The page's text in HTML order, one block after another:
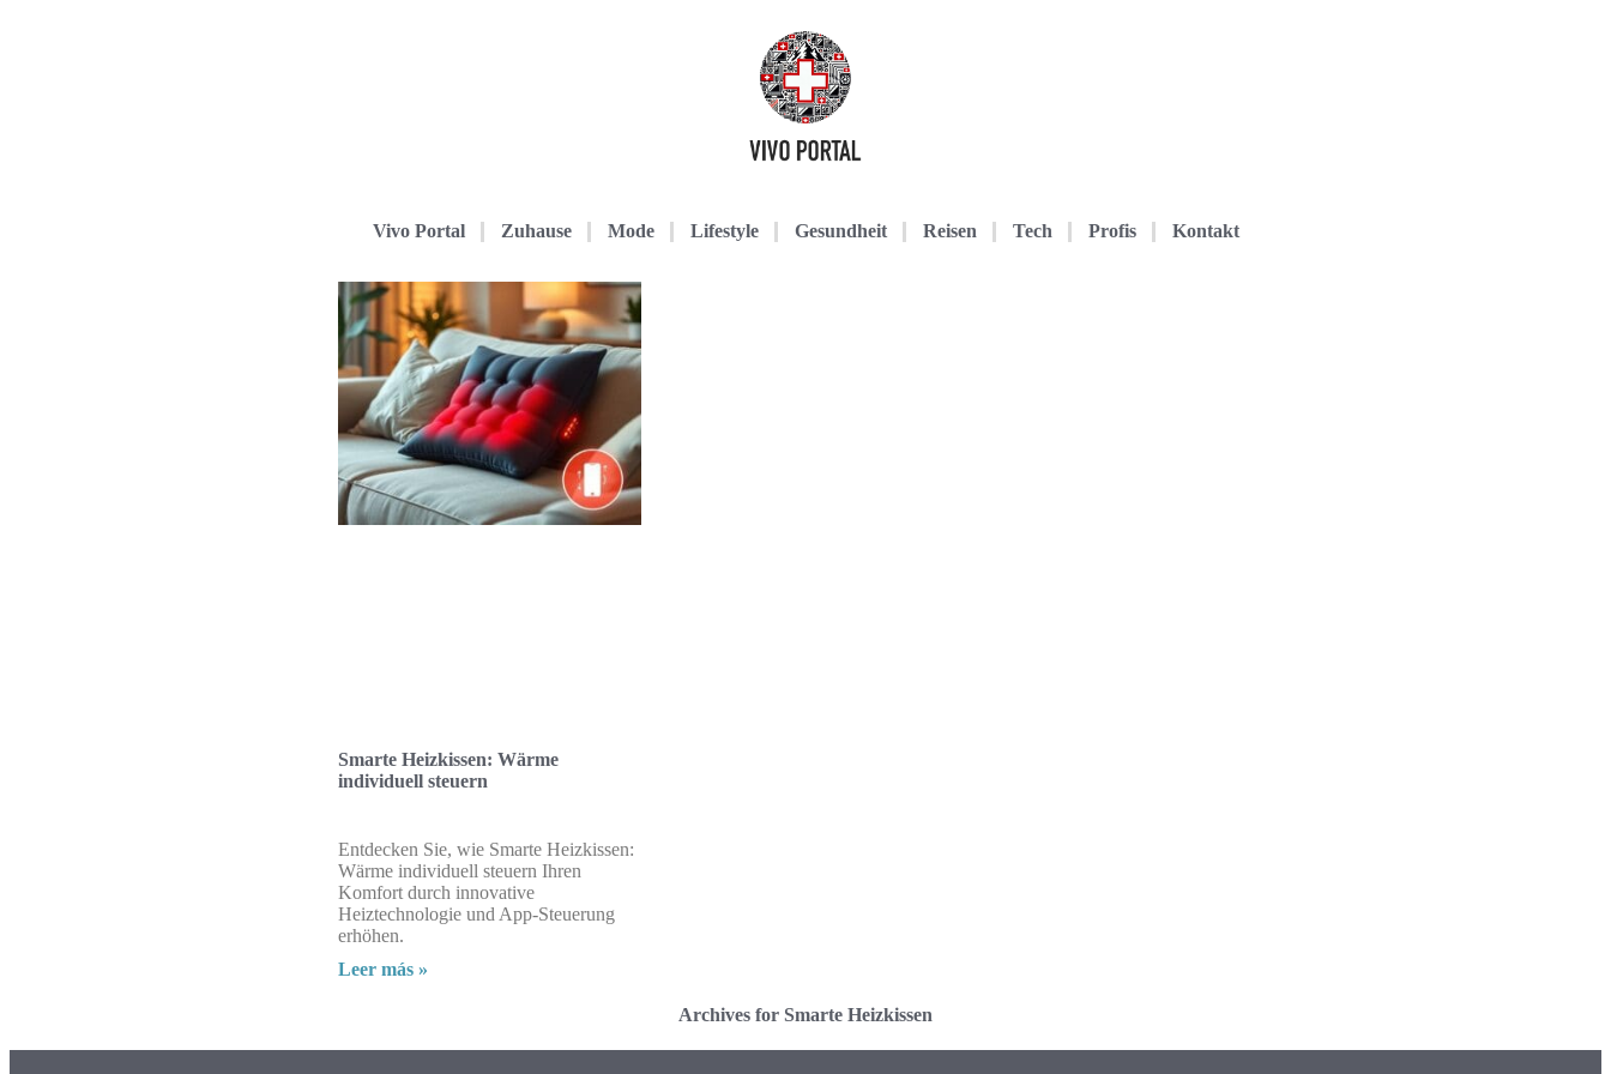
Vivo Portal Zuhause Mode Lifestyle Gesundheit Reisen Tech Profis Kontakt
Smarte Heizkissen: Wärme
individuell steuern
Entdecken Sie, wie Smarte Heizkissen:
Wärme individuell steuern Ihren
Komfort durch innovative
Heiztechnologie und App-Steuerung
erhöhen.
Leer más »
Archives for Smarte Heizkissen